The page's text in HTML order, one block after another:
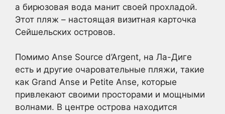
а бирюзовая вода манит своей прохладой.
Этот пляж – настоящая визитная карточка
Сейшельских островов.
Помимо Anse Source d’Argent, на Ла-Диге
есть и другие очаровательные пляжи, такие
как Grand Anse и Petite Anse, которые
привлекают своими просторами и мощными
волнами. В центре острова находится